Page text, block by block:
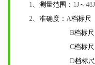
1 、测量范围： 1J ～ 48J
2 、准确度： A档标
B档标
C档标
D档标